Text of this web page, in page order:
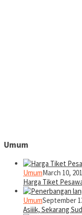
Umum
UmumMarch 10,
Harga Tiket
UmumSeptember
Asiiik, Sekarang